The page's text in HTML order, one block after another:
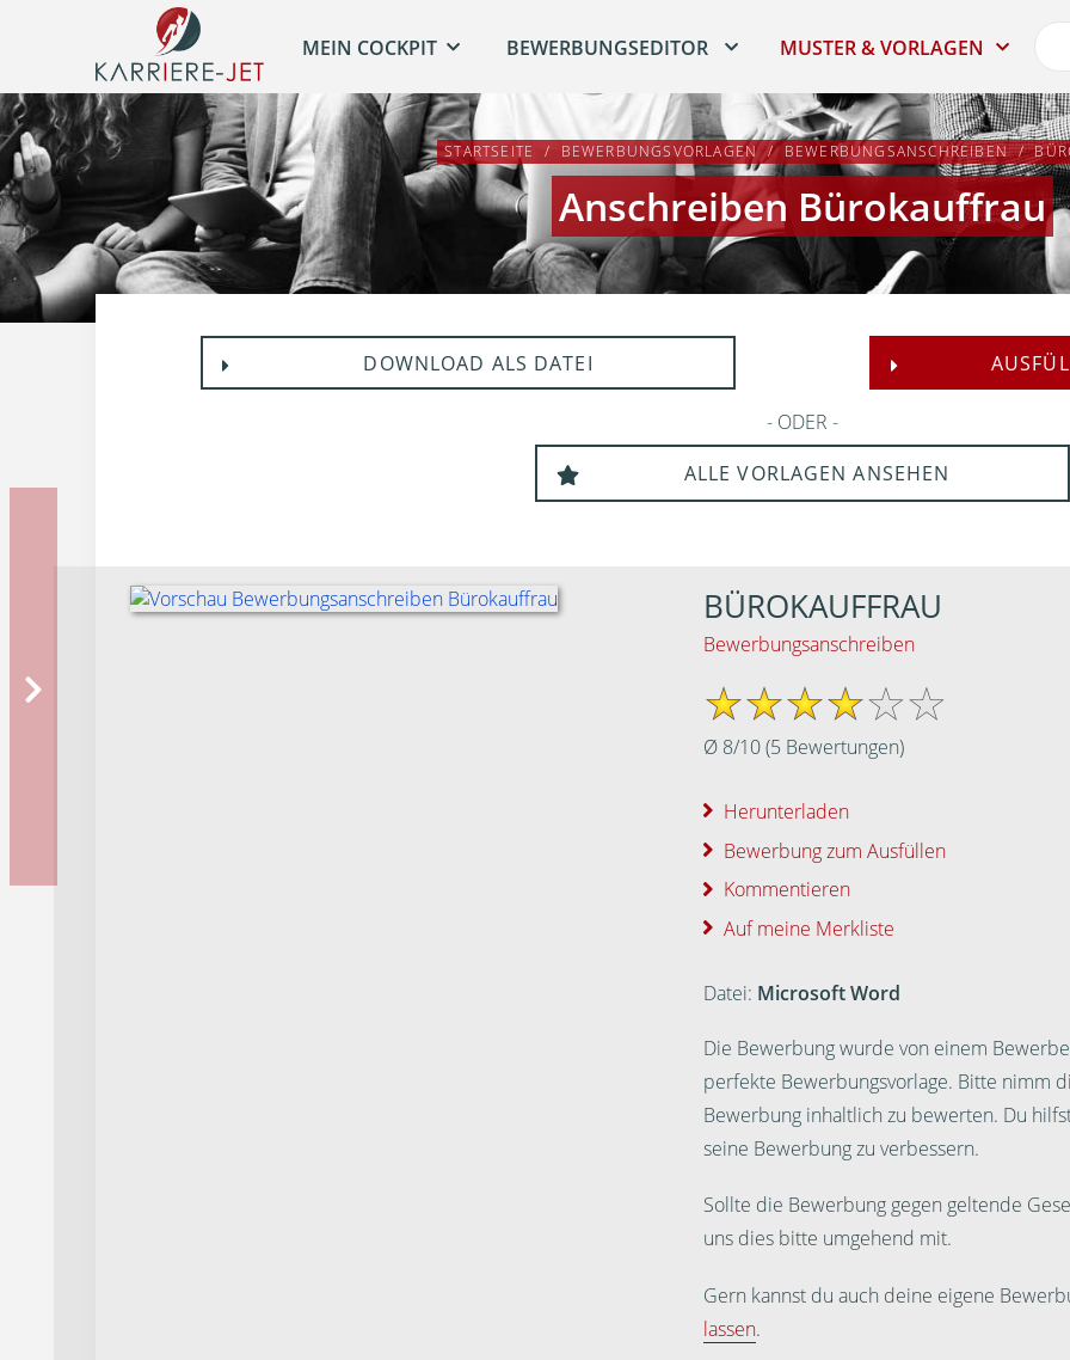
MEIN COCKPIT BEWERBUNGSEDITOR MUSTER & VORLAGEN
STARTSEITE BEWERBUNGSVORLAGEN BEWERBUNGSANSCHREIBEN
Anschreiben Bürokauffrau
DOWNLOAD ALS DATEI
ODER
ALLE VORLAGEN ANSEHEN
BÜROKAUFFRAU
Bewerbungsanschreiben
Ø 8/10(5 Bewertungen)
Herunterladen
Bewerbung zum Ausfüllen
Kommentieren
Auf meine Merkliste
Datei: Microsoft Word
Die Bewerbung wurde von einem
perfekte Bewerbungsvorlage. Bitte nimm
Bewerbung inhaltlich zu bewerten. Du
seine Bewerbung zu verbessern.
Sollte die Bewerbung gegen geltende
uns dies bitte umgehend mit.
Gern kannst du auch deine eigene
lassen.